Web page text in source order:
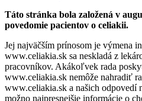
Táto stránka bola založená v
povedomie pacientov o celiakii.
Jej najväčším prínosom je výmena
www.celiakia.sk sa neskladá z
pracovníkov. Akákoľvek rada
www.celiakia.sk nemôže nahradiť
www.celiakia.sk a našich odpovedí
možno najpresnejšie informácie o